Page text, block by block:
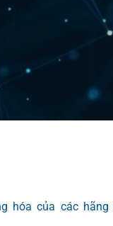
hóa của các hãng